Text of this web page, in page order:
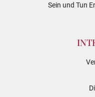
Sein und Tun